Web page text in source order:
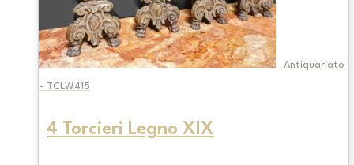
Antiquariato
- TCLW415
4 Torcieri Legno XIX